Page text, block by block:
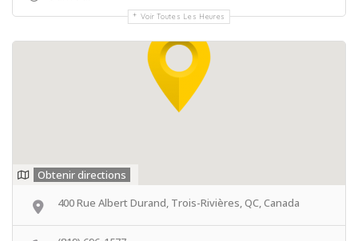
Voir Toutes Les Heures
Obtenir directions
400 Rue Albert Durand, Trois-Rivières, QC, Canada